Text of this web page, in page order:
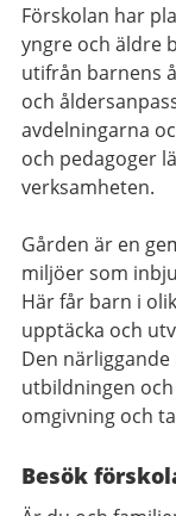
Förskolan har
yngre och äldre
utifrån barnens
och
avdelningarna
och pedagoger
verksamheten.
Gården är en
miljöer som
Här får barn i
upptäcka och
Den
utbildningen
omgivning och
Besök